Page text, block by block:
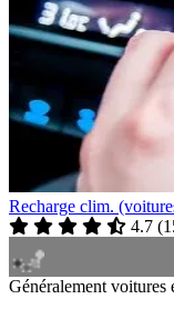
Recharge clim.
4.7 (
Généralement